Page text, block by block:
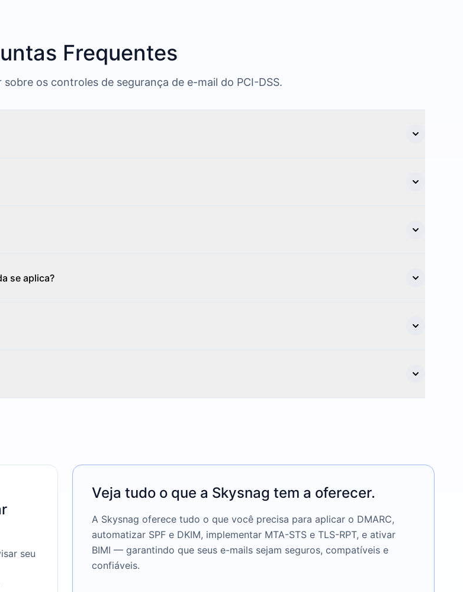
Frequentes
os controles de segurança de e-mail do PCI-DSS.
se aplica?
seu
Veja tudo o que a Skysnag tem a oferecer.
A Skysnag oferece tudo o que você precisa para aplicar o DMARC,
automatizar SPF e DKIM, implementar MTA-STS e TLS-RPT, e ativar
BIMI — garantindo que seus e-mails sejam seguros, compatíveis e
confiáveis.